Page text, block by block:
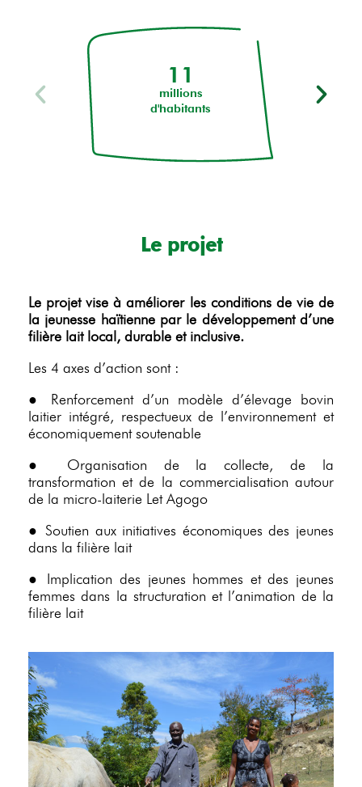
11
millions
d'habitants
Le projet
Le projet vise à améliorer les conditions de vie de
la jeunesse haïtienne par le développement d’une
filière lait local, durable et inclusive.
Les 4 axes d’action sont :
● Renforcement d’un modèle d’élevage bovin
laitier intégré, respectueux de l’environnement et
économiquement soutenable
● Organisation de la collecte, de la
transformation et de la commercialisation autour
de la micro-laiterie Let Agogo
● Soutien aux initiatives économiques des jeunes
dans la filière lait
● Implication des jeunes hommes et des jeunes
femmes dans la structuration et l’animation de la
filière lait